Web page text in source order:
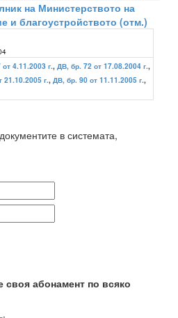
на Министерството на
и благоустройството (отм.)
4.11.2003 г., ДВ, бр. 72 от 17.08.2004 г.,
21.10.2005 г., ДВ, бр. 90 от 11.11.2005 г.,
в системата,
своя абонамент по всяко